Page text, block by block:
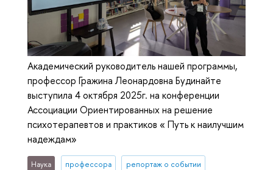
Академический руководитель нашей программы,
профессор Гражина Леонардовна Будинайте
выступила 4 октября 2025г. на конференции
Ассоциации Ориентированных на решение
психотерапевтов и практиков « Путь к наилучшим
надеждам»
Наука профессора репортаж о событии